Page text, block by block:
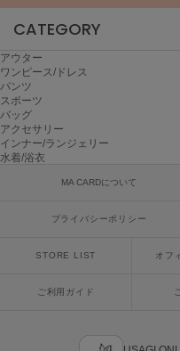
CATEGORY
アウター
ワンピース/ドレス
パンツ
スポーツ
バッグ
アクセサリー
インナー/ランジェリー
水着/浴衣
MA CARDについて
プライバシーポリシー
STORE LIST オフ
ご利用ガイド